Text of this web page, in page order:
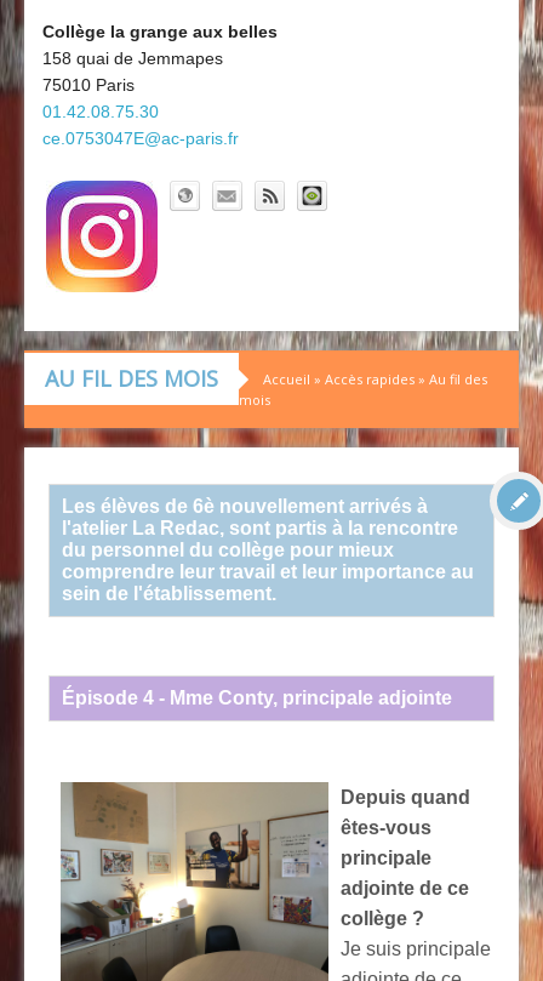
Board'Gab
Clubs maths
Découvrir le collège
Collège la grange aux belles
158 quai de Jemmapes
75010 Paris
01.42.08.75.30
ce.0753047E@ac-paris.fr
AU FIL DES MOIS Accueil » Accès rapides » Au fil des
mois
Les élèves de 6è nouvellement arrivés à
l'atelier La Redac, sont partis à la rencontre
du personnel du collège pour mieux
comprendre leur travail et leur importance au
sein de l'établissement.
Épisode 4 - Mme Conty, principale adjointe
Depuis quand
êtes-vous
principale
adjointe de ce
collège ?
Je suis principale